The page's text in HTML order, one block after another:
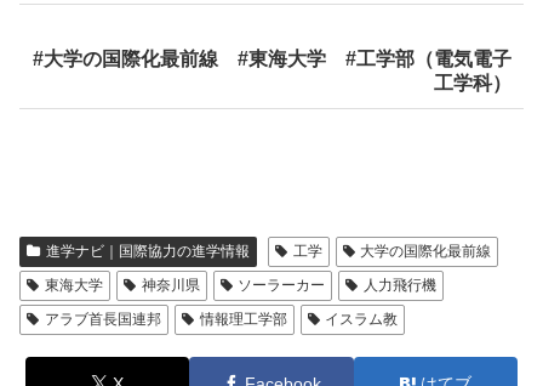
#大学の国際化最前線 #東海大学 #工学部（電気電子
工学科）
進学ナビ｜国際協力の進学情報 工学
大学の国際化最前線
東海大学
神奈川県 ソーラーカー
人力飛行機
アラブ首長国連邦
情報理工学部 イスラム教